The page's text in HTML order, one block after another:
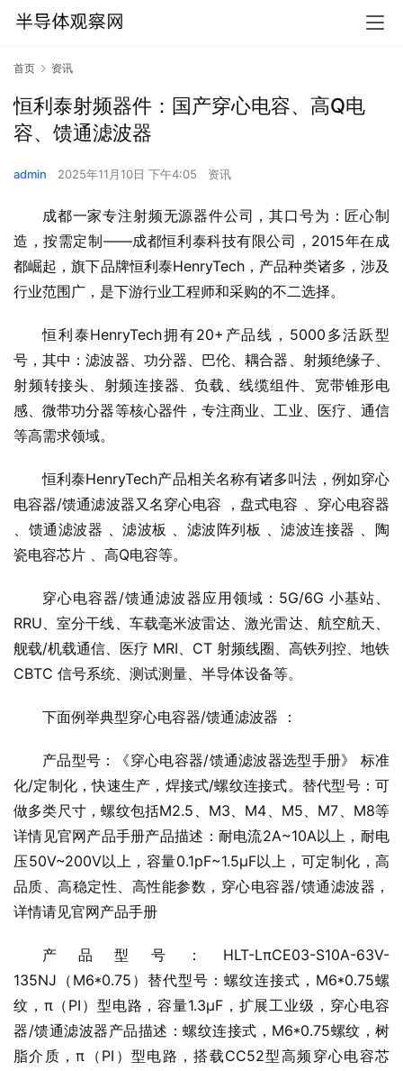
首页 资讯
恒利泰射频器件：国产穿心电容、高Q电
容、馈通滤波器
admin 2025年11月10日 下午4:05 资讯
成都一家专注射频无源器件公司，其口号为：匠心制
造，按需定制——成都恒利泰科技有限公司，2015年在成
都崛起，旗下品牌恒利泰HenryTech，产品种类诸多，涉及
行业范围广，是下游行业工程师和采购的不二选择。
恒利泰HenryTech拥有20+产品线，5000多活跃型
号，其中：滤波器、功分器、巴伦、耦合器、射频绝缘子、
射频转接头、射频连接器、负载、线缆组件、宽带锥形电
感、微带功分器等核心器件，专注商业、工业、医疗、通信
等高需求领域。
恒利泰HenryTech产品相关名称有诸多叫法，例如穿心
电容器/馈通滤波器又名穿心电容 ，盘式电容 、穿心电容器
、馈通滤波器 、滤波板 、滤波阵列板 、滤波连接器 、陶
瓷电容芯片 、高Q电容等。
穿心电容器/馈通滤波器应用领域：5G/6G 小基站、
RRU、室分干线、车载毫米波雷达、激光雷达、航空航天、
舰载/机载通信、医疗 MRI、CT 射频线圈、高铁列控、地铁
CBTC 信号系统、测试测量、半导体设备等。
下面例举典型穿心电容器/馈通滤波器 ：
产品型号：《穿心电容器/馈通滤波器选型手册》 标准
化/定制化，快速生产，焊接式/螺纹连接式。替代型号：可
做多类尺寸，螺纹包括M2.5、M3、M4、M5、M7、M8等
详情见官网产品手册产品描述：耐电流2A~10A以上，耐电
压50V~200V以上，容量0.1pF~1.5μF以上，可定制化，高
品质、高稳定性、高性能参数，穿心电容器/馈通滤波器，
详情请见官网产品手册
产品型号：HLT-LπCE03-S10A-63V-
135NJ（M6*0.75）替代型号：螺纹连接式，M6*0.75螺
纹，π（PI）型电路，容量1.3μF，扩展工业级，穿心电容
器/馈通滤波器产品描述：螺纹连接式，M6*0.75螺纹，树
脂介质，π（PI）型电路，搭载CC52型高频穿心电容芯